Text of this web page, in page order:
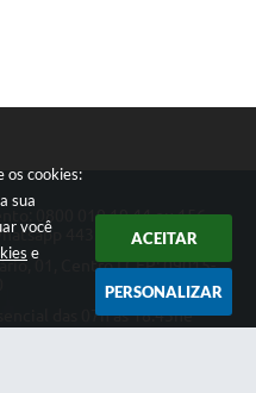
os cookies:
sua
você
e
ACEITAR
PERSONALIZAR
0800 019 19 44 ou 156
4433-0123
01, Centro | CEP: 09015-
das 07h as 18:45he